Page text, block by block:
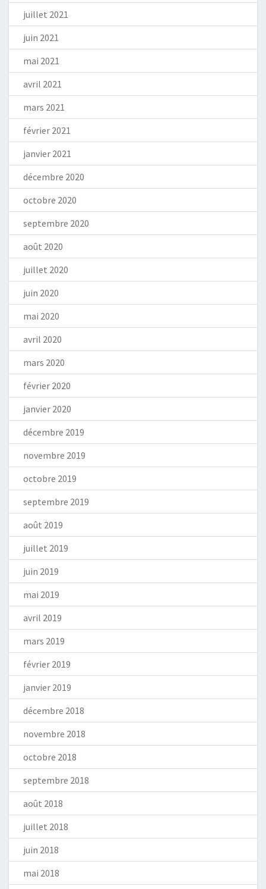
juillet 2021
juin 2021
mai 2021
avril 2021
mars 2021
février 2021
janvier 2021
décembre 2020
octobre 2020
septembre 2020
août 2020
juillet 2020
juin 2020
mai 2020
avril 2020
mars 2020
février 2020
janvier 2020
décembre 2019
novembre 2019
octobre 2019
septembre 2019
août 2019
juillet 2019
juin 2019
mai 2019
avril 2019
mars 2019
février 2019
janvier 2019
décembre 2018
novembre 2018
octobre 2018
septembre 2018
août 2018
juillet 2018
juin 2018
mai 2018